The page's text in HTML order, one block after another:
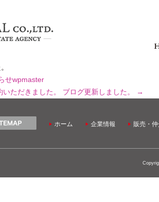
せwpmaster
ただきました。 ブログ更新しました。 →
ホーム 企業情報 販売・